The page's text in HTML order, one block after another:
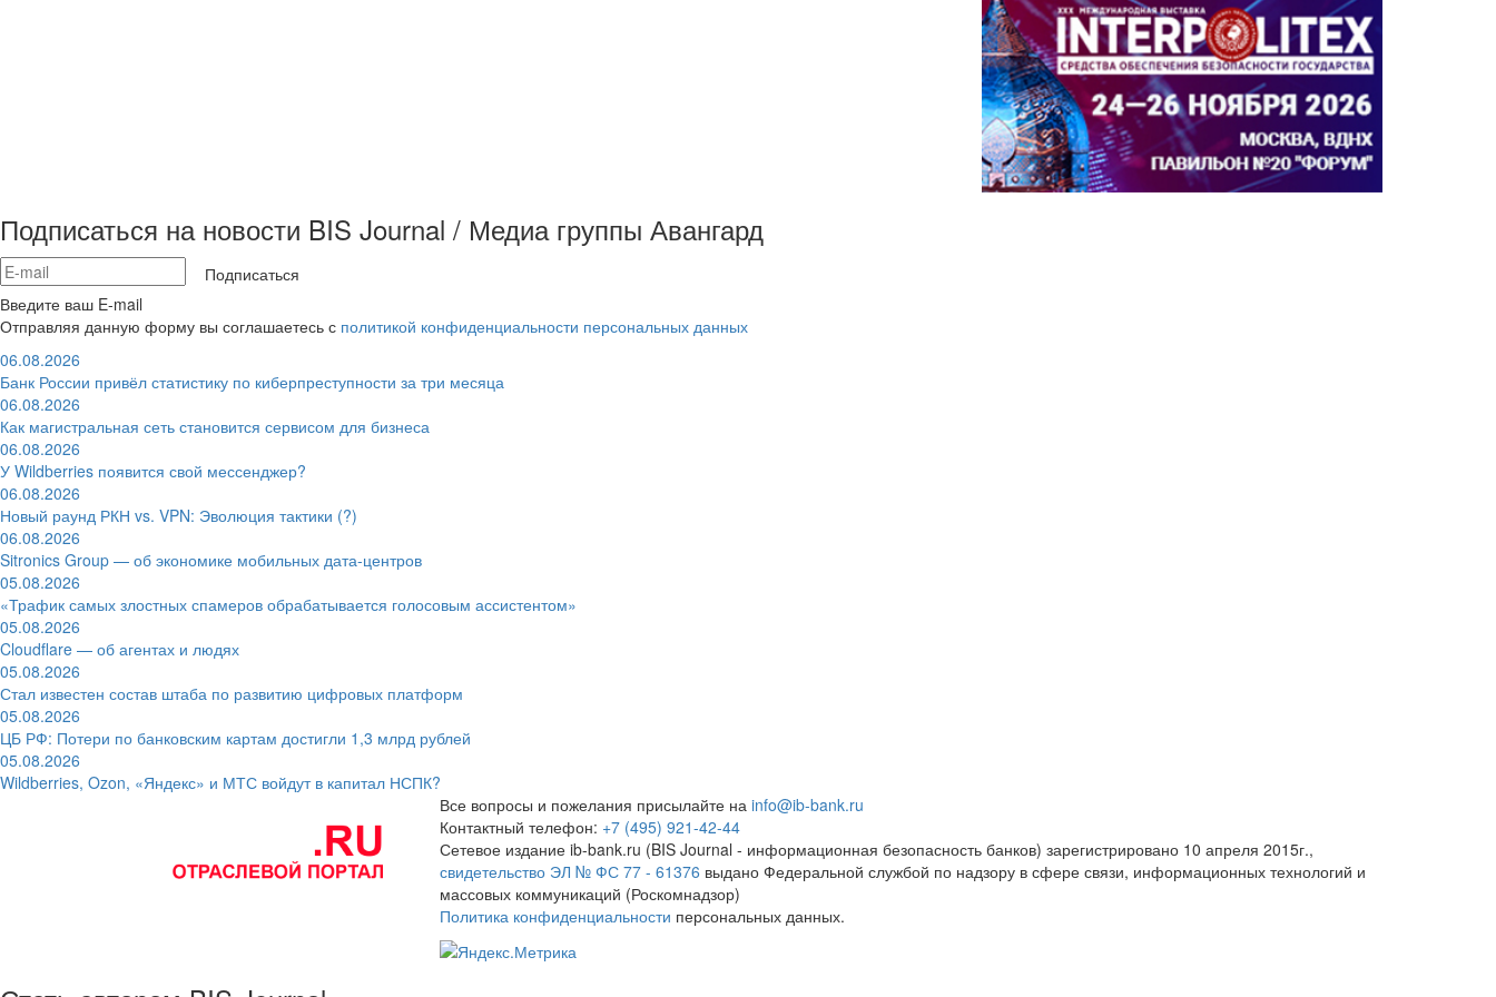
Подписаться на новости BIS Journal / Медиа группы Авангард
Подписаться
Введите ваш E-mail
Отправляя данную форму вы соглашаетесь с политикой конфиденциальности персональных данных
06.08.2026
Банк России привёл статистику по киберпреступности за три месяца
06.08.2026
Как магистральная сеть становится сервисом для бизнеса
06.08.2026
У Wildberries появится свой мессенджер?
06.08.2026
Новый раунд РКН vs. VPN: Эволюция тактики (?)
06.08.2026
Sitronics Group — об экономике мобильных дата-центров
05.08.2026
«Трафик самых злостных спамеров обрабатывается голосовым ассистентом»
05.08.2026
Cloudflare — об агентах и людях
05.08.2026
Стал известен состав штаба по развитию цифровых платформ
05.08.2026
ЦБ РФ: Потери по банковским картам достигли 1,3 млрд рублей
05.08.2026
Wildberries, Ozon, «Яндекс» и МТС войдут в капитал НСПК?
Все вопросы и пожелания присылайте на info@ib-bank.ru
Контактный телефон: +7 (495) 921-42-44
Сетевое издание ib-bank.ru (BIS Journal - информационная безопасность банков) зарегистрировано 10 апреля 2015г.,
свидетельство ЭЛ № ФС 77 - 61376 выдано Федеральной службой по надзору в сфере связи, информационных технологий и
массовых коммуникаций (Роскомнадзор)
Политика конфиденциальности персональных данных.